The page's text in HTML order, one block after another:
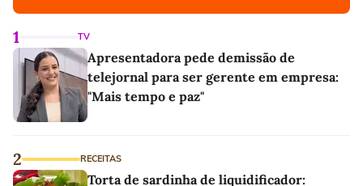
1 TV
Apresentadora pede demissão de
telejornal para ser gerente em empresa:
"Mais tempo e paz"
2 RECEITAS
Torta de sardinha de liquidificador: